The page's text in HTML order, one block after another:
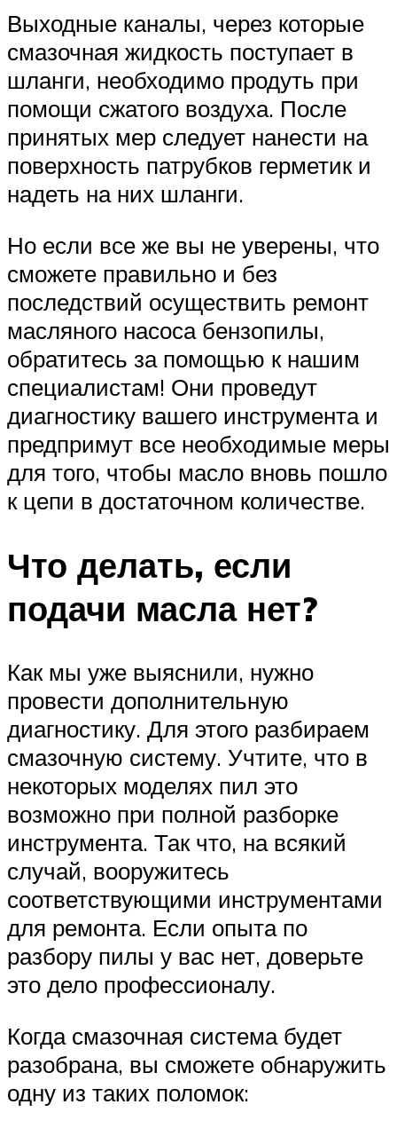
Выходные каналы, через которые
смазочная жидкость поступает в
шланги, необходимо продуть при
помощи сжатого воздуха. После
принятых мер следует нанести на
поверхность патрубков герметик и
надеть на них шланги.
Но если все же вы не уверены, что
сможете правильно и без
последствий осуществить ремонт
масляного насоса бензопилы,
обратитесь за помощью к нашим
специалистам! Они проведут
диагностику вашего инструмента и
предпримут все необходимые меры
для того, чтобы масло вновь пошло
к цепи в достаточном количестве.
Что делать, если
подачи масла нет?
Как мы уже выяснили, нужно
провести дополнительную
диагностику. Для этого разбираем
смазочную систему. Учтите, что в
некоторых моделях пил это
возможно при полной разборке
инструмента. Так что, на всякий
случай, вооружитесь
соответствующими инструментами
для ремонта. Если опыта по
разбору пилы у вас нет, доверьте
это дело профессионалу.
Когда смазочная система будет
разобрана, вы сможете обнаружить
одну из таких поломок: